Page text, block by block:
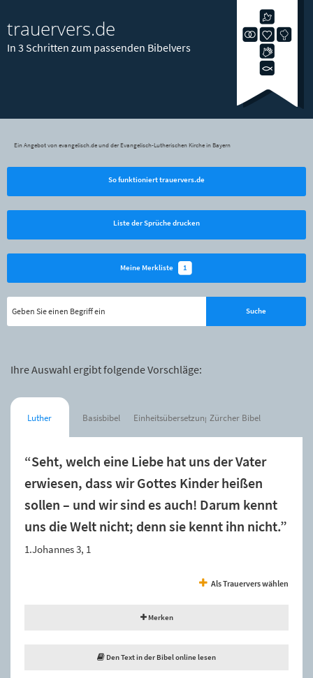
trauervers.de
In 3 Schritten zum passenden Bibelvers
Ein Angebot von evangelisch.de und der Evangelisch-Lutherischen Kirche in Bayern
So funktioniert trauervers.de
Liste der Sprüche drucken
Meine Merkliste 1
Ihre Auswahl ergibt folgende Vorschläge:
Luther Basisbibel Einheitsübersetzung Zürcher Bibel
“Seht, welch eine Liebe hat uns der Vater
erwiesen, dass wir Gottes Kinder heißen
sollen – und wir sind es auch! Darum kennt
uns die Welt nicht; denn sie kennt ihn nicht.”
1.Johannes 3, 1
Als Trauervers wählen
Merken
Den Text in der Bibel online lesen